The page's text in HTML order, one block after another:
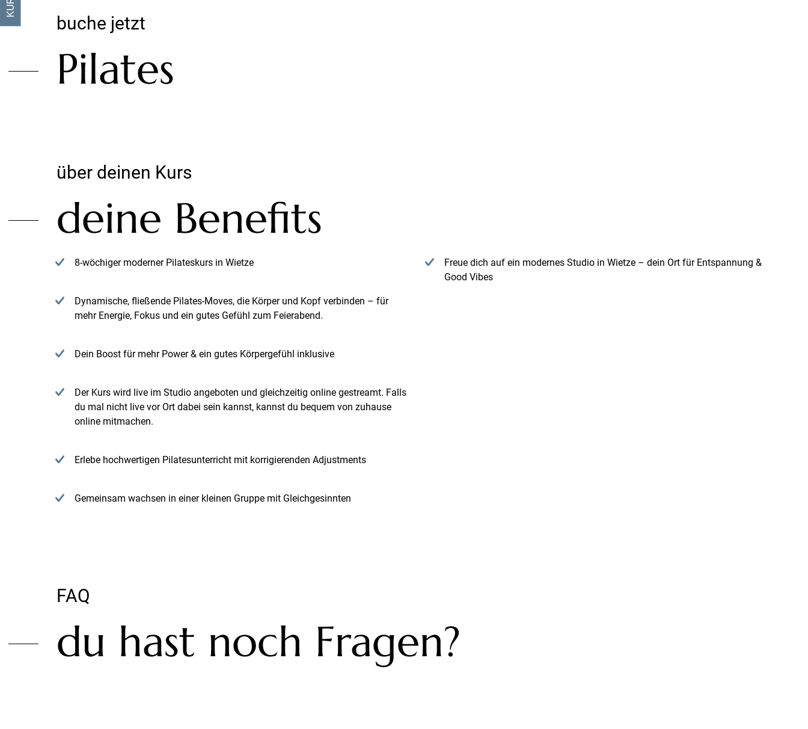
buche jetzt
Pilates
über deinen Kurs
deine Benefits
8-wöchiger moderner Pilateskurs in Wietze
Dynamische, fließende Pilates-Moves, die Körper und Kopf verbinden – für
mehr Energie, Fokus und ein gutes Gefühl zum Feierabend.
Dein Boost für mehr Power & ein gutes Körpergefühl inklusive
Der Kurs wird live im Studio angeboten und gleichzeitig online gestreamt. Falls
du mal nicht live vor Ort dabei sein kannst, kannst du bequem von zuhause
online mitmachen.
Erlebe hochwertigen Pilatesunterricht mit korrigierenden Adjustments
Gemeinsam wachsen in einer kleinen Gruppe mit Gleichgesinnten
Freue dich auf ein modernes Studio in Wietze – dein Ort für Entspannung &
Good Vibes
FAQ
du hast noch Fragen?